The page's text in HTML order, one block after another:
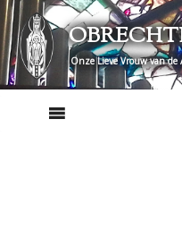
Skip
to
content
Onze Lieve Vrouw van